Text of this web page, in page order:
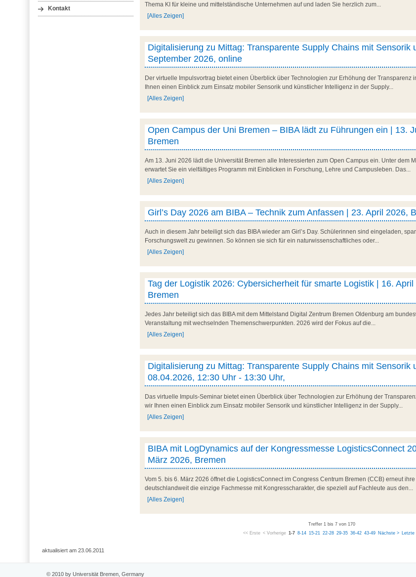
Kontakt
Thema KI für kleine und mittelständische Unternehmen auf und laden Sie herzlich zum...
[Alles Zeigen]
Digitalisierung zu Mittag: Transparente Supply Chains mit Sensorik
September 2026, online
Der virtuelle Impulsvortrag bietet einen Überblick über Technologien zur Erhöhung der Transparenz
Ihnen einen Einblick zum Einsatz mobiler Sensorik und künstlicher Intelligenz in der Supply...
[Alles Zeigen]
Open Campus der Uni Bremen – BIBA lädt zu Führungen ein | 13.
Bremen
Am 13. Juni 2026 lädt die Universität Bremen alle Interessierten zum Open Campus ein. Unter dem
erwartet Sie ein vielfältiges Programm mit Einblicken in Forschung, Lehre und Campusleben. Das...
[Alles Zeigen]
Girl’s Day 2026 am BIBA – Technik zum Anfassen | 23. April 2026,
Auch in diesem Jahr beteiligt sich das BIBA wieder am Girl’s Day. Schülerinnen sind eingeladen,
Forschungswelt zu gewinnen. So können sie sich für ein naturwissenschaftliches oder...
[Alles Zeigen]
Tag der Logistik 2026: Cybersicherheit für smarte Logistik | 16.
Bremen
Jedes Jahr beteiligt sich das BIBA mit dem Mittelstand Digital Zentrum Bremen Oldenburg am
Veranstaltung mit wechselnden Themenschwerpunkten. 2026 wird der Fokus auf die...
[Alles Zeigen]
Digitalisierung zu Mittag: Transparente Supply Chains mit Sensorik
08.04.2026, 12:30 Uhr - 13:30 Uhr,
Das virtuelle Impuls-Seminar bietet einen Überblick über Technologien zur Erhöhung der
wir Ihnen einen Einblick zum Einsatz mobiler Sensorik und künstlicher Intelligenz in der Supply...
[Alles Zeigen]
BIBA mit LogDynamics auf der Kongressmesse LogisticsConnect
März 2026, Bremen
Vom 5. bis 6. März 2026 öffnet die LogisticsConnect im Congress Centrum Bremen (CCB) erneut
deutschlandweit die einzige Fachmesse mit Kongresscharakter, die speziell auf Fachleute aus den...
[Alles Zeigen]
Treffer 1 bis 7 von 170
<< Erste < Vorherige 1-7 8-14 15-21 22-28 29-35 36-42 43-49 Nächste > Letzte
aktualisiert am 23.06.2011
© 2010 by Universität Bremen, Germany